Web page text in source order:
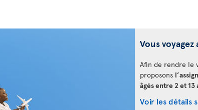
Vous
Afin de rendre le
proposons
âgés entre 2 et
Voir les détails